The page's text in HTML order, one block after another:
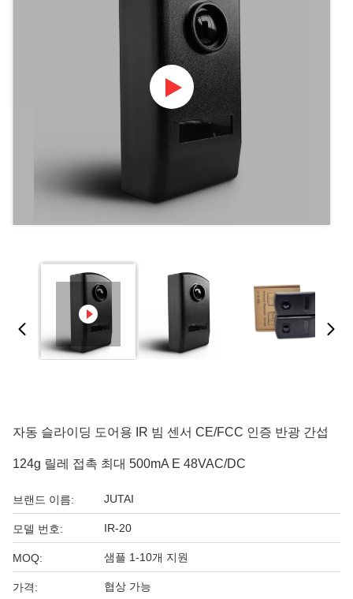
자동 슬라이딩 도어용 IR 빔 센서 CE/FCC 인증 반광 간섭
124g 릴레 접촉 최대 500mA E 48VAC/DC
브랜드 이름: JUTAI
모델 번호: IR-20
MOQ: 샘플 1-10개 지원
가격: 협상 가능